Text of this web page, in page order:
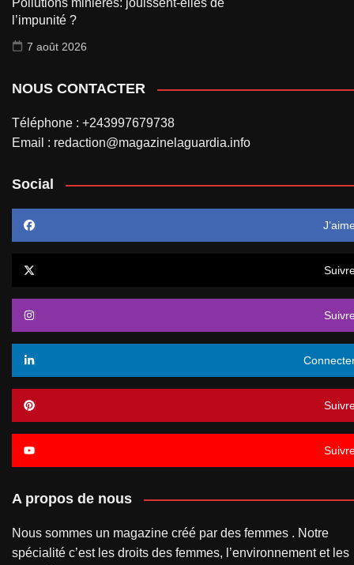
Pollutions minières: jouissent-elles de
l’impunité ?
7 août 2026
NOUS CONTACTER
Téléphone : +243997679738
Email : redaction@magazinelaguardia.info
Social
A propos de nous
Nous sommes un magazine créé par des femmes . Notre
spécialité c’est les droits des femmes, l’environnement et les